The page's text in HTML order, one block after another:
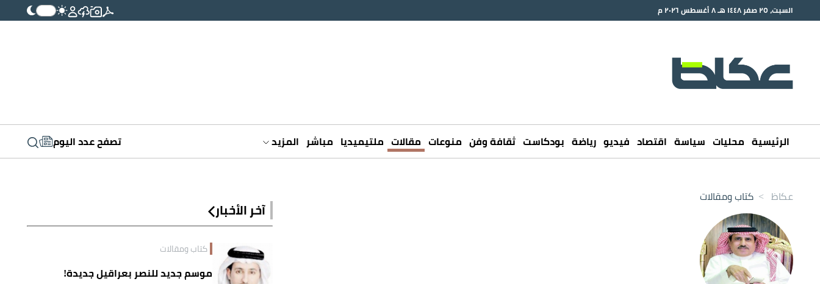
السبت، ٢٥ صفر ١٤٤٨ هـ ٨ أغسطس ٢٠٢٦ م
الرئيسية محليات سياسة اقتصاد فيديو رياضة بودكاست ثقافة وفن منوعات مقالات ملتيميديا مباشر المزيد تصفح عدد اليوم
عكاظ > كتاب ومقالات
آخر الأخبار
كتاب ومقالات
موسم جديد للنصر بعراقيل جديدة!